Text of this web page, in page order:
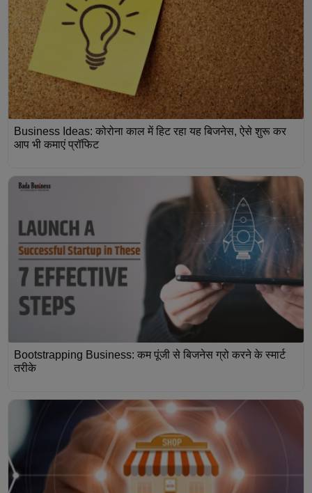
Business Ideas: कोरोना काल में हिट रहा यह बिजनेस, ऐसे शुरू कर
आप भी कमाएं प्रॉफिट
Bootstrapping Business: कम पूंजी से बिजनेस ग्रो करने के स्मार्ट
तरीके